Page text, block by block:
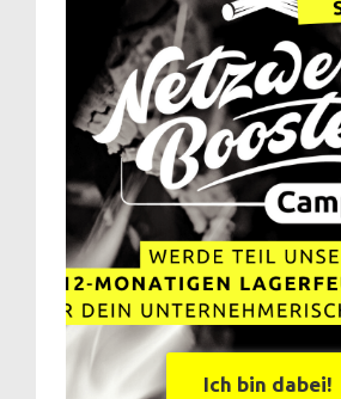
Ich bin dabei!